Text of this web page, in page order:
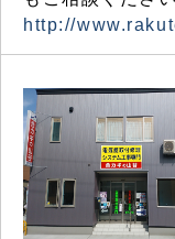
http://